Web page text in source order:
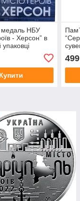
НБУ
- Херсон” в
упаковці
Купити
499